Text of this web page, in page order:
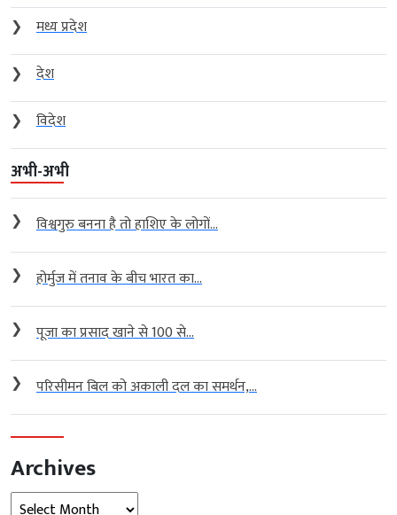
❯
मध्य प्रदेश
❯
देश
❯
विदेश
अभी-अभी
❯ विश्वगुरु बनना है तो हाशिए के लोगों...
❯ होर्मुज में तनाव के बीच भारत का...
❯ पूजा का प्रसाद खाने से 100 से...
❯ परिसीमन बिल को अकाली दल का समर्थन,...
Archives
Archives